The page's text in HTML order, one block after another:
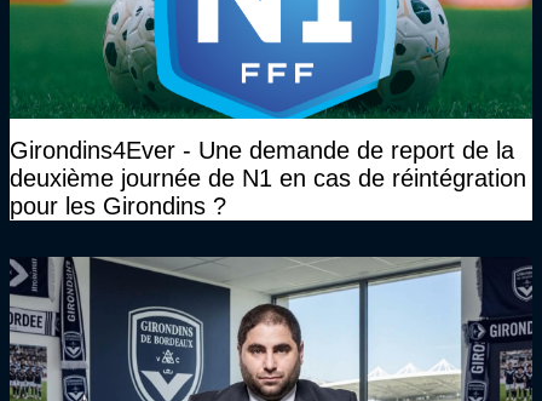
Girondins4Ever - Une demande de report de la
deuxième journée de N1 en cas de réintégration
pour les Girondins ?